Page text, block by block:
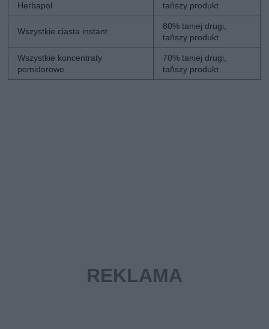
Herbapol
tańszy produkt
Wszystkie ciasta instant
80% taniej drugi,
tańszy produkt
Wszystkie koncentraty
pomidorowe
70% taniej drugi,
tańszy produkt